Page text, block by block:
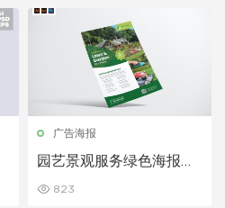
广告海报
园艺景观服务绿色海报传
823